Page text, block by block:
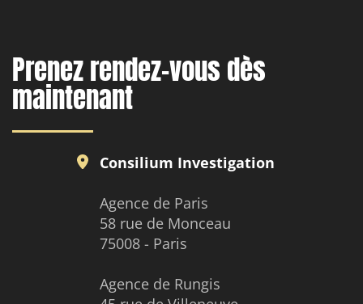
Prenez rendez-vous dès
maintenant
Consilium Investigation
Agence de Paris
58 rue de Monceau
75008 - Paris
Agence de Rungis